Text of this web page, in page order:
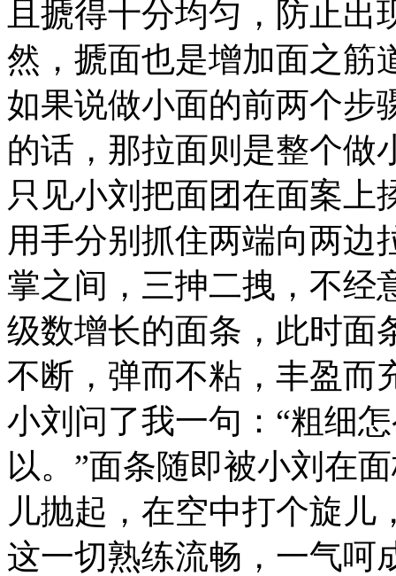
且搋得十分均匀，防止
然，搋面也是增加面之筋
如果说做小面的前两个步
的话，那拉面则是整个做
只见小刘把面团在面案上
用手分别抓住两端向两边
掌之间，三抻二拽，不经
级数增长的面条，此时面
不断，弹而不粘，丰盈而
小刘问了我一句：“粗细
以。”面条随即被小刘在
儿抛起，在空中打个旋儿
这一切熟练流畅，一气呵